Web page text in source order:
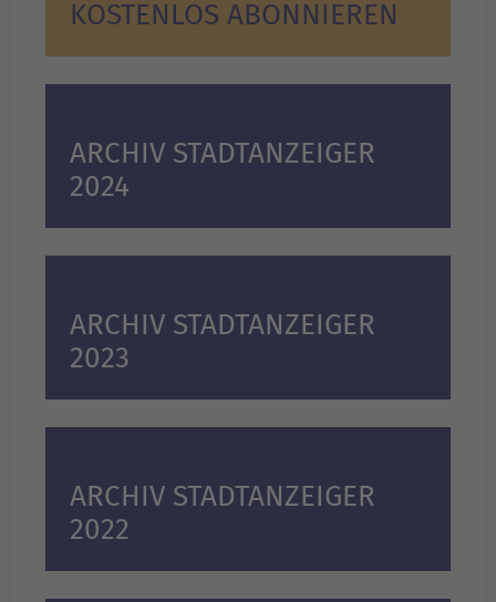
KOSTENLOS ABONNIEREN
ARCHIV STADTANZEIGER
2024
ARCHIV STADTANZEIGER
2023
ARCHIV STADTANZEIGER
2022